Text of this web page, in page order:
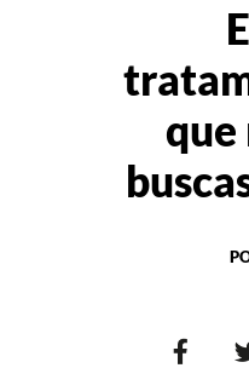
que